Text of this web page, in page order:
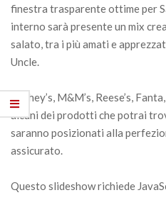
finestra trasparente ottime per
interno sarà presente un mix
salato, tra i più amati e
Uncle.
Herhey’s, M&M’s, Reese’s,
alcuni dei prodotti che potrai
saranno posizionati alla
assicurato.
Questo slideshow richiede